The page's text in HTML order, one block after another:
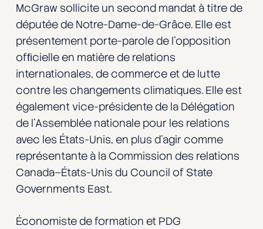
McGraw sollicite un second mandat à titre de
députée de Notre-Dame-de-Grâce. Elle est
présentement porte-parole de l’opposition
ofﬁcielle en matière de relations
internationales, de commerce et de lutte
contre les changements climatiques. Elle est
également vice-présidente de la Délégation
de l’Assemblée nationale pour les relations
avec les États-Unis, en plus d’agir comme
représentante à la Commission des relations
Canada–États-Unis du Council of State
Governments East.
Économiste de formation et PDG